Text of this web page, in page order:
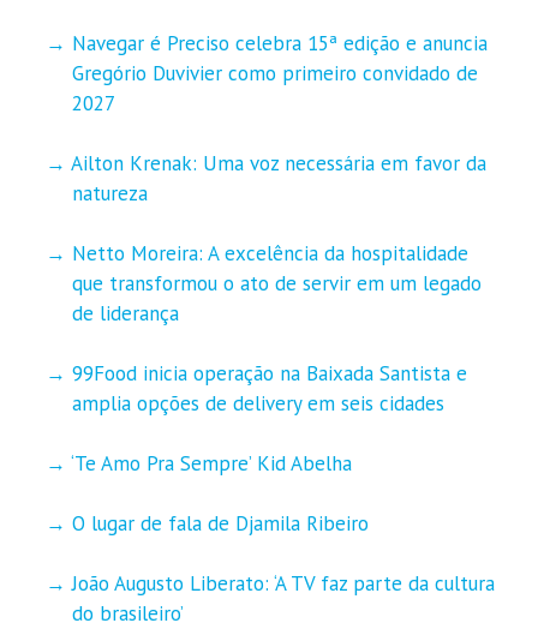
Navegar é Preciso celebra 15ª edição e anuncia
Gregório Duvivier como primeiro convidado de
2027
Ailton Krenak: Uma voz necessária em favor da
natureza
Netto Moreira: A excelência da hospitalidade
que transformou o ato de servir em um legado
de liderança
99Food inicia operação na Baixada Santista e
amplia opções de delivery em seis cidades
‘Te Amo Pra Sempre’ Kid Abelha
O lugar de fala de Djamila Ribeiro
João Augusto Liberato: ‘A TV faz parte da cultura
do brasileiro’